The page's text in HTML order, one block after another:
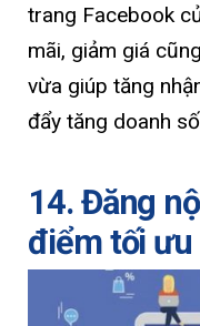
trang Facebook
mãi, giảm giá
vừa giúp tăng
đẩy tăng doanh
14. Đăng
điểm tối ưu